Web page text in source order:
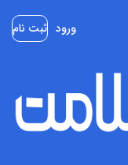
ورود ثبت نام